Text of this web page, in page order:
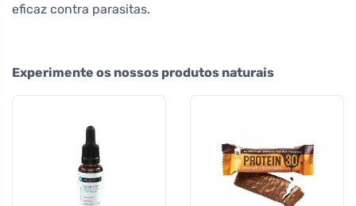
eficaz contra parasitas.
Experimente os nossos produtos naturais